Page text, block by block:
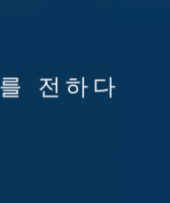
전하다